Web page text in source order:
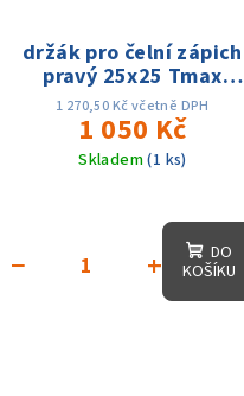
držák pro čelní zápich
pravý 25x25 Tmax
40mm dmin 160 -
dmax 400mm, na
MGMN400
1 270,50 Kč včetně DPH
1 050 Kč
Skladem(1 ks)
+
−
DO
KOŠÍKU